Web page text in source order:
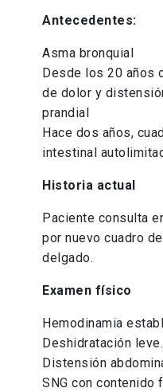
Antecedentes:
Asma bronquial
Desde los 20 años
de dolor y
prandial
Hace dos años,
intestinal
Historia actual
Paciente consulta
por nuevo cuadro
delgado.
Examen físico
Hemodinamia
Deshidratación leve.
Distensión
SNG con contenido